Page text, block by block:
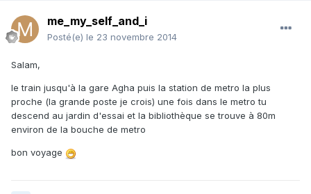
me_my_self_and_i
Posté(e) le 23 novembre 2014
Salam,
le train jusqu'à la gare Agha puis la station de metro la plus
proche (la grande poste je crois) une fois dans le metro tu
descend au jardin d'essai et la bibliothèque se trouve à 80m
environ de la bouche de metro
bon voyage